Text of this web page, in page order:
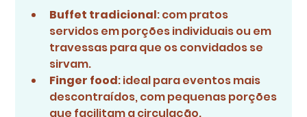
Buffet tradicional: com pratos
servidos em porções individuais ou em
travessas para que os convidados se
sirvam.
Finger food: ideal para eventos mais
descontraídos, com pequenas porções
que facilitam a circulação.